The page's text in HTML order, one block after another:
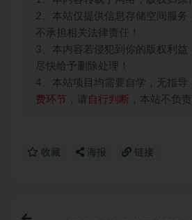
2、本站仅提供信息存储空间服务
不承担相关法律责任！
3、本内容若侵犯到你的版权利益
尽快给予删除处理！
4、本站项目均需要自学，无指导
费环节 ，请 自行判断 ，本站不负
收藏 海报 链接